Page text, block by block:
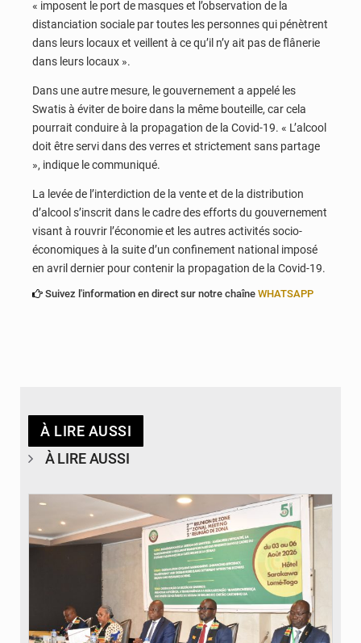
« imposent le port de masques et l’observation de la
distanciation sociale par toutes les personnes qui pénètrent
dans leurs locaux et veillent à ce qu’il n’y ait pas de flânerie
dans leurs locaux ».
Dans une autre mesure, le gouvernement a appelé les
Swatis à éviter de boire dans la même bouteille, car cela
pourrait conduire à la propagation de la Covid-19. « L’alcool
doit être servi dans des verres et strictement sans partage
», indique le communiqué.
La levée de l’interdiction de la vente et de la distribution
d’alcool s’inscrit dans le cadre des efforts du gouvernement
visant à rouvrir l’économie et les autres activités socio-
économiques à la suite d’un confinement national imposé
en avril dernier pour contenir la propagation de la Covid-19.
Suivez l'information en direct sur notre chaîne WHATSAPP
À LIRE AUSSI
À LIRE AUSSI